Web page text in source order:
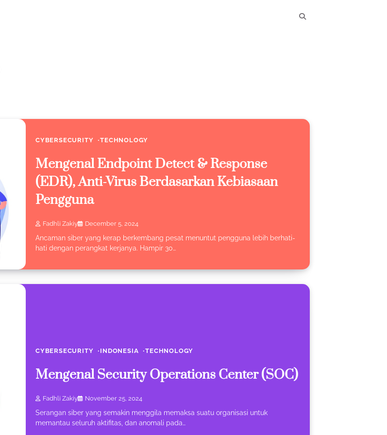
CYBERSECURITY TECHNOLOGY
Mengenal Endpoint Detect & Response
(EDR), Anti-Virus Berdasarkan Kebiasaan
Pengguna
Fadhli Zakiy December 5, 2024
Ancaman siber yang kerap berkembang pesat menuntut pengguna lebih berhati-
hati dengan perangkat kerjanya. Hampir 30…
CYBERSECURITY INDONESIA TECHNOLOGY
Mengenal Security Operations Center (SOC)
Fadhli Zakiy November 25, 2024
Serangan siber yang semakin menggila memaksa suatu organisasi untuk
memantau seluruh aktifitas, dan anomali pada…